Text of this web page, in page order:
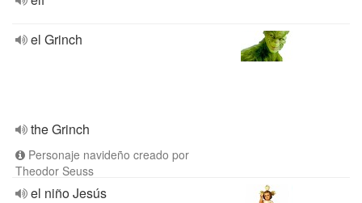
el Grinch
the Grinch
Personaje navideño creado por
Theodor Seuss
el niño Jesús